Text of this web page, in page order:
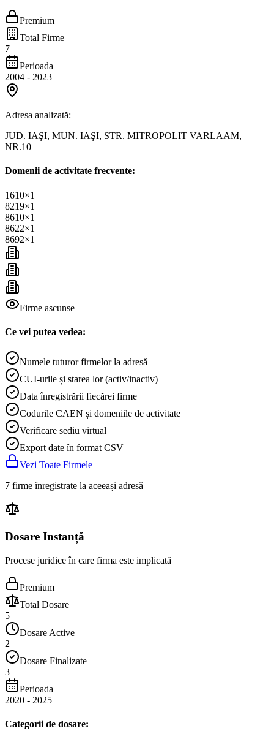
Premium
Total Firme
7
Perioada
2004 - 2023
Adresa analizată:
JUD. IAŞI, MUN. IAŞI, STR. MITROPOLIT VARLAAM,
NR.10
Domenii de activitate frecvente:
1610×1
8219×1
8610×1
8622×1
8692×1
Firme ascunse
Ce vei putea vedea:
Numele tuturor firmelor la adresă
CUI-urile și starea lor (activ/inactiv)
Data înregistrării fiecărei firme
Codurile CAEN și domeniile de activitate
Verificare sediu virtual
Export date în format CSV
Vezi Toate Firmele
7 firme înregistrate la aceeași adresă
Dosare Instanță
Procese juridice în care firma este implicată
Premium
Total Dosare
5
Dosare Active
2
Dosare Finalizate
3
Perioada
2020 - 2025
Categorii de dosare: